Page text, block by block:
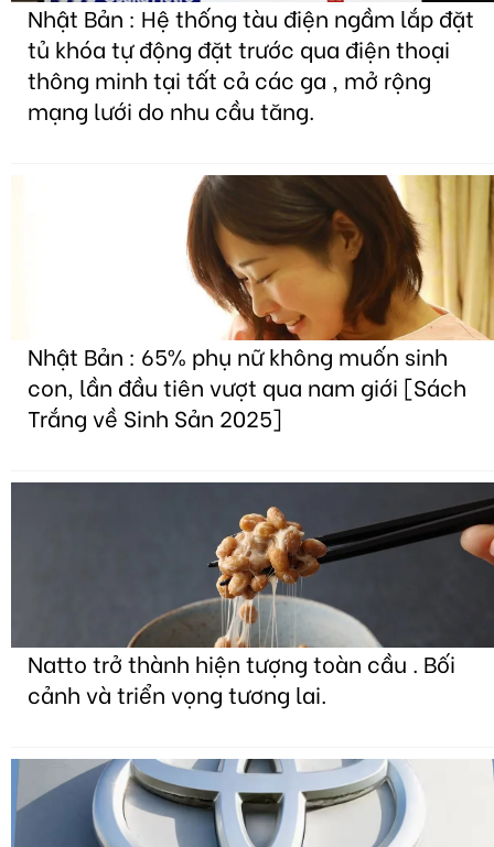
Nhật Bản : Hệ thống tàu điện ngầm lắp đặt
tủ khóa tự động đặt trước qua điện thoại
thông minh tại tất cả các ga , mở rộng
mạng lưới do nhu cầu tăng.
Nhật Bản : 65% phụ nữ không muốn sinh
con, lần đầu tiên vượt qua nam giới [Sách
Trắng về Sinh Sản 2025]
Natto trở thành hiện tượng toàn cầu . Bối
cảnh và triển vọng tương lai.